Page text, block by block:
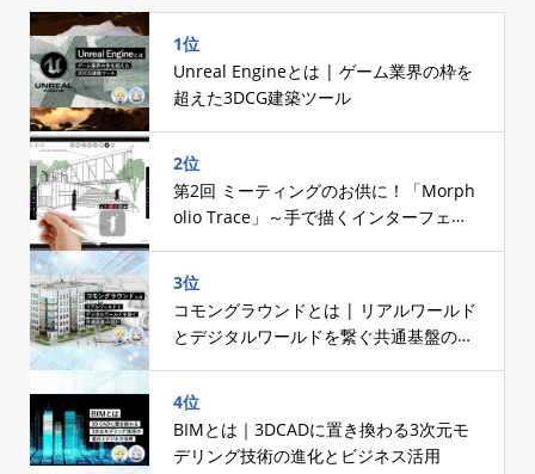
1位
Unreal Engineとは | ゲーム業界の枠を
超えた3DCG建築ツール
2位
第2回 ミーティングのお供に！「Morph
olio Trace」～手で描くインターフェー
3位
コモングラウンドとは | リアルワールド
とデジタルワールドを繋ぐ共通基盤の設
4位
BIMとは｜3DCADに置き換わる3次元モ
デリング技術の進化とビジネス活用